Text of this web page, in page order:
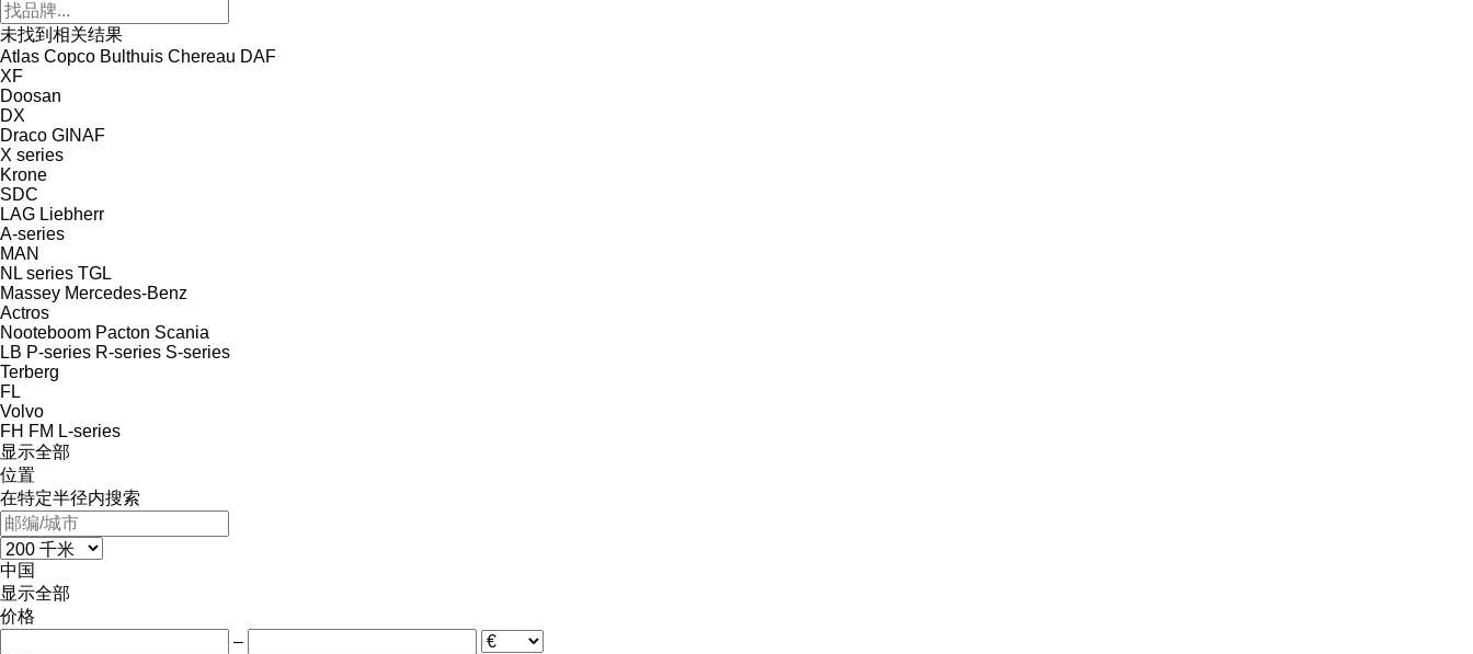
未找到相关结果
Atlas Copco Bulthuis Chereau DAF
XF
Doosan
DX
Draco GINAF
X series
Krone
SDC
LAG Liebherr
A-series
MAN
NL series TGL
Massey Mercedes-Benz
Actros
Nooteboom Pacton Scania
LB P-series R-series S-series
Terberg
FL
Volvo
FH FM L-series
显示全部
位置
在特定半径内搜索
中国
显示全部
价格
–